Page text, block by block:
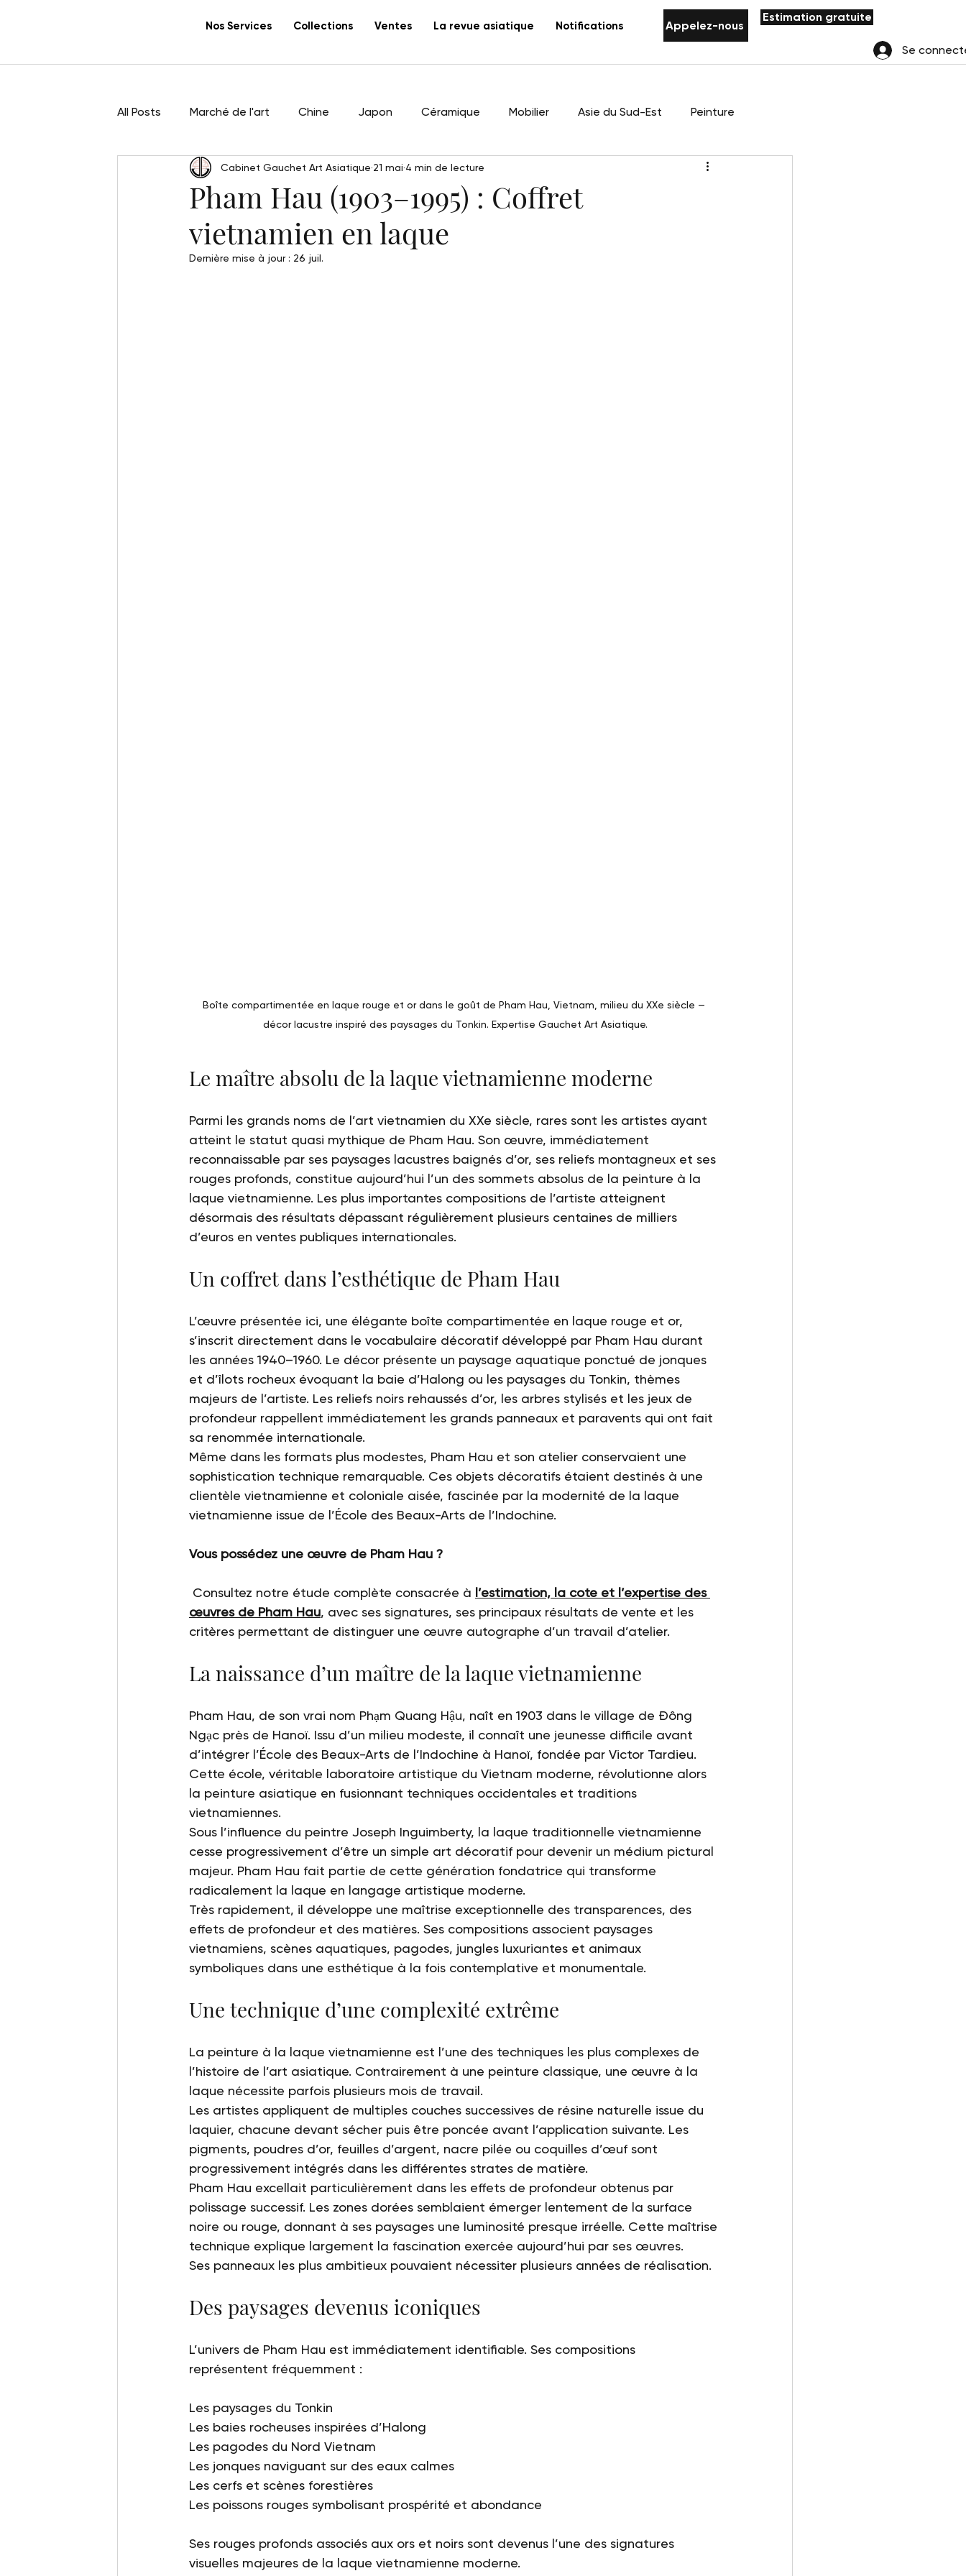
Nos Services Collections Ventes La revue asiatique Notifications Appelez-nous
Estimation gratuite
Se
All Posts Marché de l'art Chine Japon Céramique Mobilier Asie du Sud-Est Peinture
Sculpture Artistes Pham Hau Laque Vietnam Bijoux
art bouddhique export Canton école des beaux-arts de l'Indochine
Pham Hau (1903–1995) : Coffret
vietnamien en laque
Cabinet Gauchet Art Asiatique 21 mai 4 min de lecture
Dernière mise à jour : 26 juil.
Boîte compartimentée en laque rouge et or dans le goût de Pham Hau, Vietnam, milieu du XXe siècle —
décor lacustre inspiré des paysages du Tonkin. Expertise Gauchet Art Asiatique.
Le maître absolu de la laque vietnamienne moderne
Parmi les grands noms de l’art vietnamien du XXe siècle, rares sont les artistes ayant
atteint le statut quasi mythique de Pham Hau. Son œuvre, immédiatement
reconnaissable par ses paysages lacustres baignés d’or, ses reliefs montagneux et ses
rouges profonds, constitue aujourd’hui l’un des sommets absolus de la peinture à la
laque vietnamienne. Les plus importantes compositions de l’artiste atteignent
désormais des résultats dépassant régulièrement plusieurs centaines de milliers
d’euros en ventes publiques internationales.
Un coffret dans l’esthétique de Pham Hau
L’œuvre présentée ici, une élégante boîte compartimentée en laque rouge et or,
s’inscrit directement dans le vocabulaire décoratif développé par Pham Hau durant
les années 1940–1960. Le décor présente un paysage aquatique ponctué de jonques
et d’îlots rocheux évoquant la baie d’Halong ou les paysages du Tonkin, thèmes
majeurs de l’artiste. Les reliefs noirs rehaussés d’or, les arbres stylisés et les jeux de
profondeur rappellent immédiatement les grands panneaux et paravents qui ont fait
sa renommée internationale.
Même dans les formats plus modestes, Pham Hau et son atelier conservaient une
sophistication technique remarquable. Ces objets décoratifs étaient destinés à une
clientèle vietnamienne et coloniale aisée, fascinée par la modernité de la laque
vietnamienne issue de l’École des Beaux-Arts de l’Indochine.
Vous possédez une œuvre de Pham Hau ?
Consultez notre étude complète consacrée à l’estimation, la cote et l’expertise des
œuvres de Pham Hau, avec ses signatures, ses principaux résultats de vente et les
critères permettant de distinguer une œuvre autographe d’un travail d’atelier.
La naissance d’un maître de la laque vietnamienne
Pham Hau, de son vrai nom Phạm Quang Hậu, naît en 1903 dans le village de Đông
Ngạc près de Hanoï. Issu d’un milieu modeste, il connaît une jeunesse difficile avant
d’intégrer l’École des Beaux-Arts de l’Indochine à Hanoï, fondée par Victor Tardieu.
Cette école, véritable laboratoire artistique du Vietnam moderne, révolutionne alors
la peinture asiatique en fusionnant techniques occidentales et traditions
vietnamiennes.
Sous l’influence du peintre Joseph Inguimberty, la laque traditionnelle vietnamienne
cesse progressivement d’être un simple art décoratif pour devenir un médium pictural
majeur. Pham Hau fait partie de cette génération fondatrice qui transforme
radicalement la laque en langage artistique moderne.
Très rapidement, il développe une maîtrise exceptionnelle des transparences, des
effets de profondeur et des matières. Ses compositions associent paysages
vietnamiens, scènes aquatiques, pagodes, jungles luxuriantes et animaux
symboliques dans une esthétique à la fois contemplative et monumentale.
Une technique d’une complexité extrême
La peinture à la laque vietnamienne est l’une des techniques les plus complexes de
l’histoire de l’art asiatique. Contrairement à une peinture classique, une œuvre à la
laque nécessite parfois plusieurs mois de travail.
Les artistes appliquent de multiples couches successives de résine naturelle issue du
laquier, chacune devant sécher puis être poncée avant l’application suivante. Les
pigments, poudres d’or, feuilles d’argent, nacre pilée ou coquilles d’œuf sont
progressivement intégrés dans les différentes strates de matière.
Pham Hau excellait particulièrement dans les effets de profondeur obtenus par
polissage successif. Les zones dorées semblaient émerger lentement de la surface
noire ou rouge, donnant à ses paysages une luminosité presque irréelle. Cette maîtrise
technique explique largement la fascination exercée aujourd’hui par ses œuvres.
Ses panneaux les plus ambitieux pouvaient nécessiter plusieurs années de réalisation.
Des paysages devenus iconiques
L’univers de Pham Hau est immédiatement identifiable. Ses compositions
représentent fréquemment :
Les paysages du Tonkin
Les baies rocheuses inspirées d’Halong
Les pagodes du Nord Vietnam
Les jonques naviguant sur des eaux calmes
Les cerfs et scènes forestières
Les poissons rouges symbolisant prospérité et abondance
Ses rouges profonds associés aux ors et noirs sont devenus l’une des signatures
visuelles majeures de la laque vietnamienne moderne.